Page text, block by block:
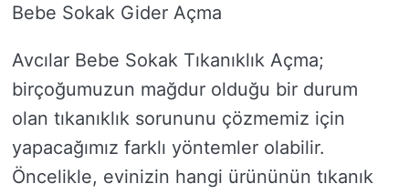
Bebe Sokak Gider Açma
Avcılar Bebe Sokak Tıkanıklık Açma;
birçoğumuzun mağdur olduğu bir durum
olan tıkanıklık sorununu çözmemiz için
yapacağımız farklı yöntemler olabilir.
Öncelikle, evinizin hangi ürününün tıkanık